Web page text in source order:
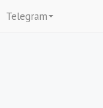
Telegram